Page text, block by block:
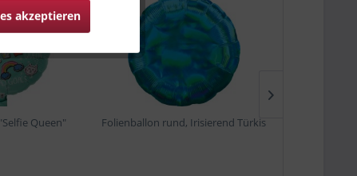
Queen" Folienballon rund, Irisierend Türkis
akzeptieren